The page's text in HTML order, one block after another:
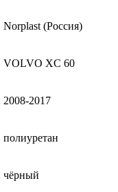
Norplast (Россия)
VOLVO XC 60
2008-2017
полиуретан
чёрный